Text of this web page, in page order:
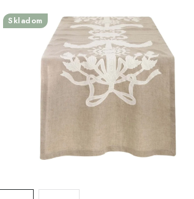
Skladom